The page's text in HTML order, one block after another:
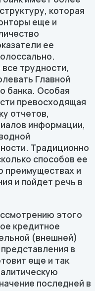
которая
еще и
ее
трудности,
Главной
банка. Особая
превосходящая
отчетов,
информации,
Традиционно
способов ее
преимуществах и
и пойдет речь в
этого
кредитное
(внешней)
в
еще и так
последней в